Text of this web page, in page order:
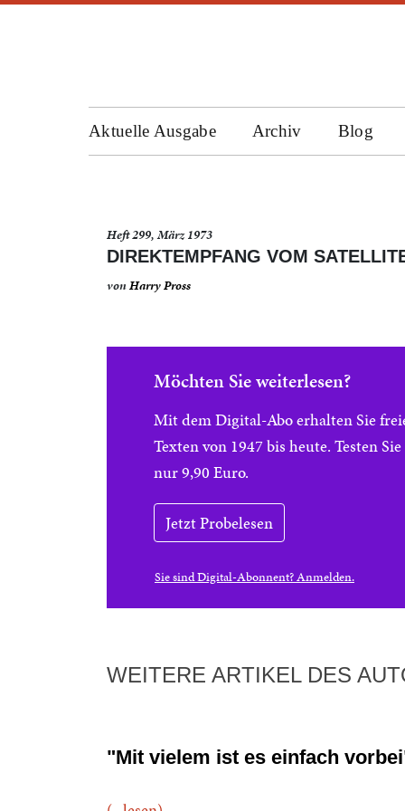
Aktuelle Ausgabe Archiv Blog
Heft 299, März 1973
DIREKTEMPFANG VOM
vonHarry Pross
Möchten Sie weiterlesen?
Mit dem Digital-Abo erhalten Sie
Texten von 1947 bis heute. Testen
nur 9,90 Euro.
Jetzt Probelesen
Sie sind Digital-Abonnent? Anmelden.
WEITERE ARTIKEL DES
"Mit vielem ist es einfach